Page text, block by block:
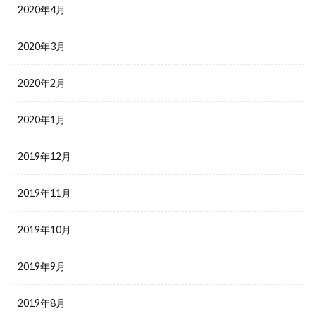
2020年4月
2020年3月
2020年2月
2020年1月
2019年12月
2019年11月
2019年10月
2019年9月
2019年8月